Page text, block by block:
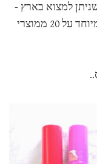
למצוא בארץ -
כך שאתן מוזמנות למגה סקירה ארוכה במיוחד על 20 ממוצרי